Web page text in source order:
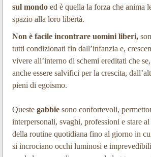
sul mondoed è quella la forza che anima
spazio alla loro libertà.
Non è facile incontrare uomini liberi,
tutti condizionati fin dall’infanzia e,
vivere all’interno di schemi ereditati che
anche essere salvifici per la crescita,
pieni di egoismo.
Queste gabbiesono confortevoli,
interpersonali, svaghi, professioni e stare
della routine quotidiana fino al giorno in
si incrociano occhi luminosi e